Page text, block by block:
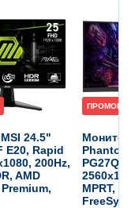
24.5"
E20, Rapid
200Hz,
AMD
ПРОМОЦИЯ
Монитор
Phantom
MPRT,